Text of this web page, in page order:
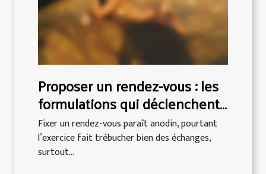
Proposer un rendez-vous : les
formulations qui déclenchent
(ou non) le oui
Fixer un rendez-vous paraît anodin, pourtant
l’exercice fait trébucher bien des échanges,
surtout...